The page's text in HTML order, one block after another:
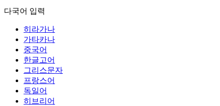
다국어 입력
히라가나
가타카나
중국어
한글고어
그리스문자
프랑스어
독일어
히브리어